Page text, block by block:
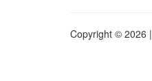
Copyright © 2026 |